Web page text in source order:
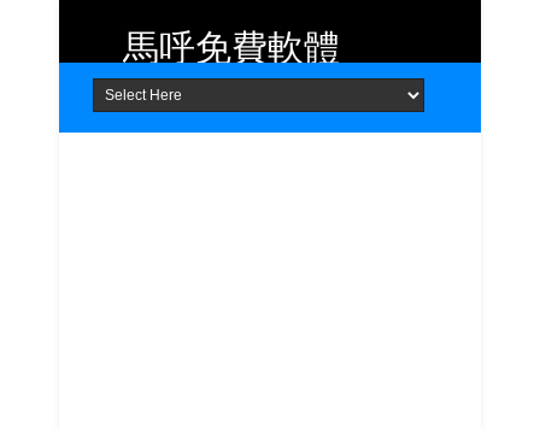
Home About Contact
馬呼免費軟體
提供 Android、iOS 好用的手機應用
程式及 Windows 免費軟體